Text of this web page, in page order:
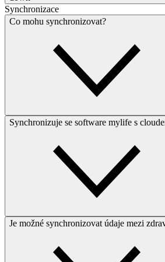
Synchronizace
Co mohu synchronizovat?
Synchronizuje se software mylife s
Je možné synchronizovat údaje mezi